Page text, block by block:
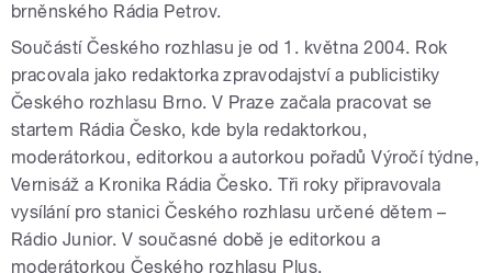
brněnského Rádia Petrov.
Součástí Českého rozhlasu je od 1. května 2004. Rok
pracovala jako redaktorka zpravodajství a publicistiky
Českého rozhlasu Brno. V Praze začala pracovat se
startem Rádia Česko, kde byla redaktorkou,
moderátorkou, editorkou a autorkou pořadů Výročí týdne,
Vernisáž a Kronika Rádia Česko. Tři roky připravovala
vysílání pro stanici Českého rozhlasu určené dětem –
Rádio Junior. V současné době je editorkou a
moderátorkou Českého rozhlasu Plus.